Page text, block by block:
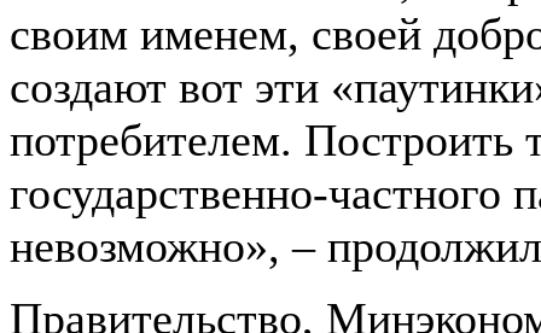
своим именем, своей
создают вот эти
потребителем. Построить
государственно-частного
невозможно», –
Правительство,